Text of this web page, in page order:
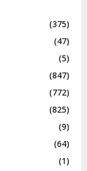
(375)
(47)
(5)
(847)
(772)
(825)
(9)
(64)
(1)